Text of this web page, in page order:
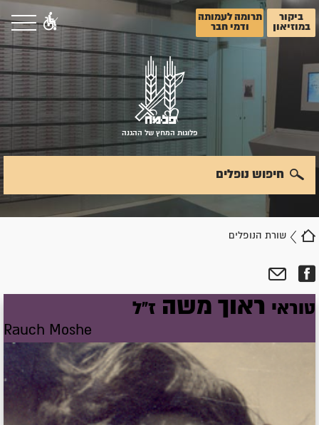
ביקור
במוזיאון
תרומה לעמותה
ודמי חבר
פלוגות המחץ של ההגנה
שורת הנופלים
חיפוש נופלים
טוראי ראוך משה ז"ל
Rauch Moshe